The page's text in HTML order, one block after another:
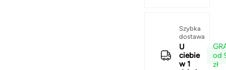
Szybka
dostawa
U
ciebie
w 1
od
zł